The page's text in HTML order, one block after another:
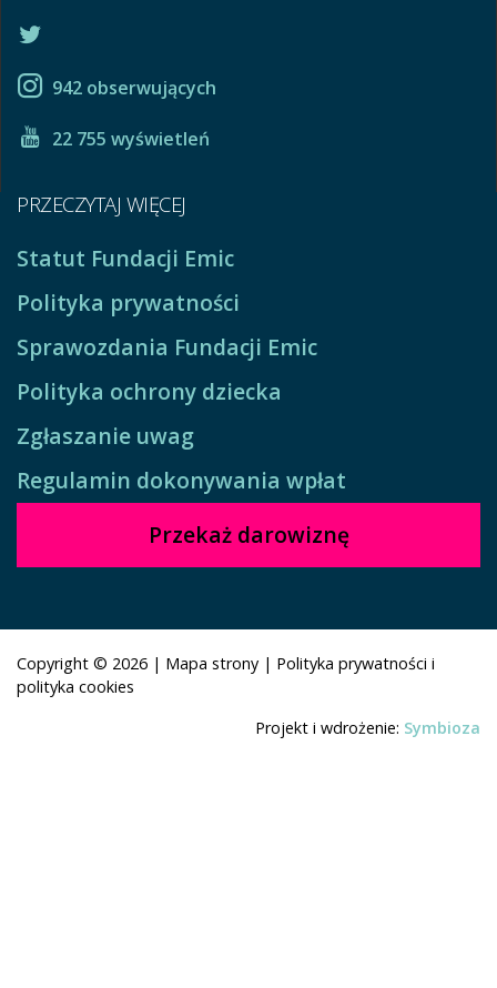
942 obserwujących
22 755 wyświetleń
PRZECZYTAJ WIĘCEJ
Statut Fundacji Emic
Polityka prywatności
Sprawozdania Fundacji Emic
Polityka ochrony dziecka
Zgłaszanie uwag
Regulamin dokonywania wpłat
Przekaż darowiznę
Copyright © 2026 | Mapa strony | Polityka prywatności i
polityka cookies
Projekt i wdrożenie: Symbioza